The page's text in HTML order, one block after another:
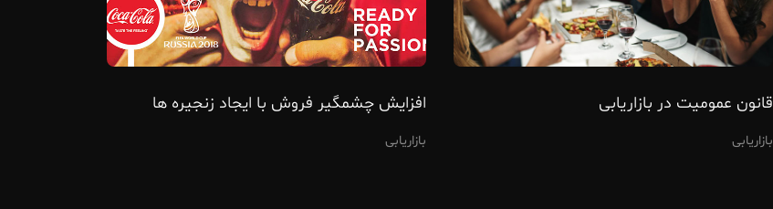
قانون عمومیت در بازاریابی
بازاریابی
افزایش چشمگیر فروش با ایجاد زنجیره ها
بازاریابی